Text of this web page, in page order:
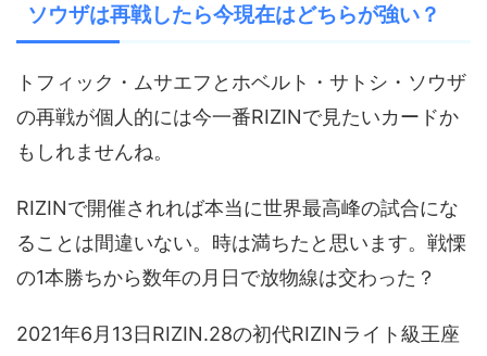
ソウザは再戦したら今現在はどちらが強い？
トフィック・ムサエフとホベルト・サトシ・ソウザ
の再戦が個人的には今一番RIZINで見たいカードか
もしれませんね。
RIZINで開催されれば本当に世界最高峰の試合にな
ることは間違いない。時は満ちたと思います。戦慄
の1本勝ちから数年の月日で放物線は交わった？
2021年6月13日RIZIN.28の初代RIZINライト級王座